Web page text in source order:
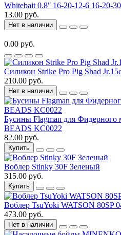
Whitebait 0.8ʺ 16-20-12-6 16-20-
13.00 руб.
Нет в наличии
0.00 руб.
Силикон Strike Pro Pig Shad
210.00 руб.
Нет в наличии
Бусины Flagman для
BEADS KC0022
82.00 руб.
Купить
Воблер Stinky 30F Зеленый
315.00 руб.
Купить
Воблер TsuYoki WATSON 80SP
473.00 руб.
Нет в наличии